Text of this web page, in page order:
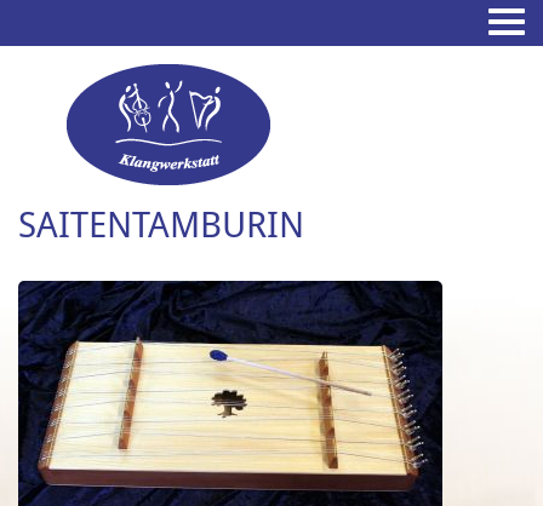
SAITENTAMBURIN